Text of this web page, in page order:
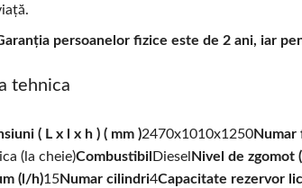
persoanelor fizice este de 2 ani, iar
tehnica
( L x l x h ) ( mm )2470x1010x1250Numar
(la cheie)Combustibil Diesel Nivel de zgomot
(l/h)15Numar cilindri4Capacitate rezervor